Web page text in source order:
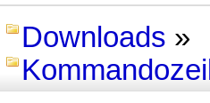
Downloads »